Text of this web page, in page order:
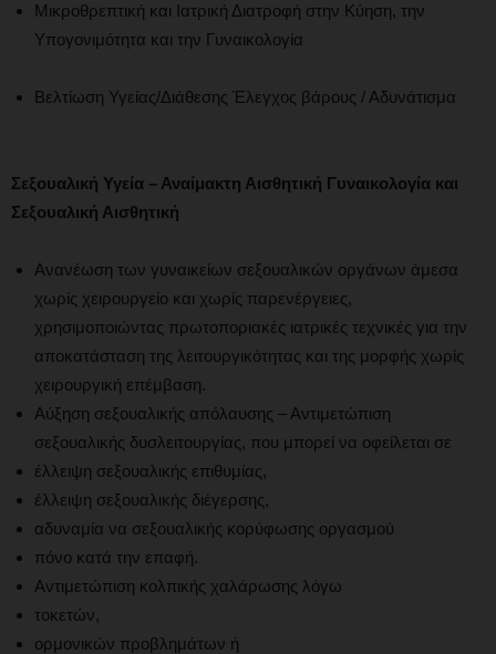
Μικροθρεπτική και Ιατρική Διατροφή στην Κύηση, την
Υπογονιμότητα και την Γυναικολογία
Βελτίωση Υγείας/Διάθεσης Έλεγχος βάρους / Αδυνάτισμα
Σεξουαλική Υγεία – Αναίμακτη Αισθητική Γυναικολογία και
Σεξουαλική Αισθητική
Ανανέωση των γυναικείων σεξουαλικών οργάνων άμεσα
χωρίς χειρουργείο και χωρίς παρενέργειες,
χρησιμοποιώντας πρωτοποριακές ιατρικές τεχνικές για την
αποκατάσταση της λειτουργικότητας και της μορφής χωρίς
χειρουργική επέμβαση.
Αύξηση σεξουαλικής απόλαυσης – Αντιμετώπιση
σεξουαλικής δυσλειτουργίας, που μπορεί να οφείλεται σε
έλλειψη σεξουαλικής επιθυμίας,
έλλειψη σεξουαλικής διέγερσης,
αδυναμία να σεξουαλικής κορύφωσης οργασμού
πόνο κατά την επαφή.
Αντιμετώπιση κολπικής χαλάρωσης λόγω
τοκετών,
ορμονικών προβλημάτων ή